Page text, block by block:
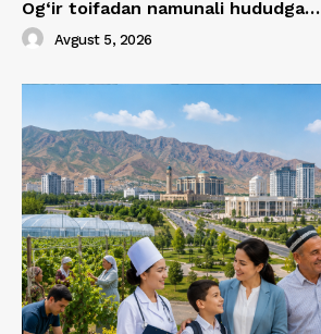
Og‘ir toifadan namunali hududga…
Avgust 5, 2026